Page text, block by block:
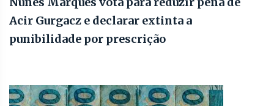
Acir Gurgacz e declarar extinta a
punibilidade por prescrição